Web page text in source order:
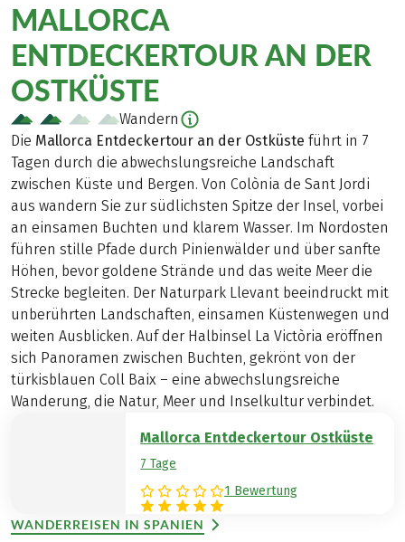
MALLORCA
ENTDECKERTOUR AN DER
OSTKÜSTE
Wandern
Die Mallorca Entdeckertour an der Ostküste führt in 7
Tagen durch die abwechslungsreiche Landschaft
zwischen Küste und Bergen. Von Colònia de Sant Jordi
aus wandern Sie zur südlichsten Spitze der Insel, vorbei
an einsamen Buchten und klarem Wasser. Im Nordosten
führen stille Pfade durch Pinienwälder und über sanfte
Höhen, bevor goldene Strände und das weite Meer die
Strecke begleiten. Der Naturpark Llevant beeindruckt mit
unberührten Landschaften, einsamen Küstenwegen und
weiten Ausblicken. Auf der Halbinsel La Victòria eröffnen
sich Panoramen zwischen Buchten, gekrönt von der
türkisblauen Coll Baix – eine abwechslungsreiche
Wanderung, die Natur, Meer und Inselkultur verbindet.
Mallorca Entdeckertour Ostküste
7 Tage
1 Bewertung
WANDERREISEN IN SPANIEN